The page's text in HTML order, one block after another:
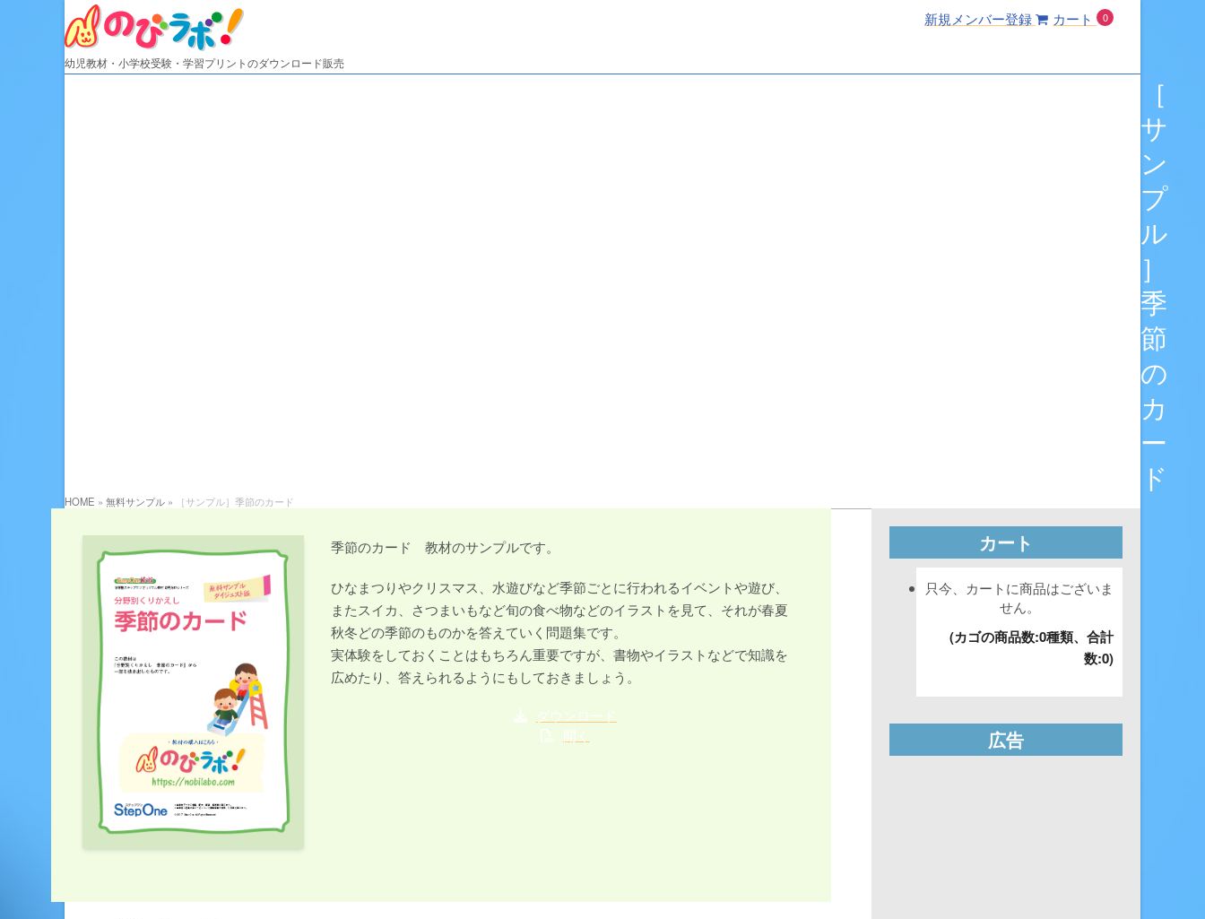
新規メンバー登録 カート 0
幼児教材・小学校受験・学習プリントのダウンロード販売
［
サ
ン
プ
ル
］
季
節
の
カ
ー
ド
HOME » 無料サンプル » ［サンプル］季節のカード
季節のカード 教材のサンプルです。
ひなまつりやクリスマス、水遊びなど季節ごとに行われるイベントや遊び、
またスイカ、さつまいもなど旬の食べ物などのイラストを見て、それが春夏
秋冬どの季節のものかを答えていく問題集です。
実体験をしておくことはもちろん重要ですが、書物やイラストなどで知識を
広めたり、答えられるようにもしておきましょう。
ダウンロード
開く
カート
只今、カートに商品はございま
せん。
(カゴの商品数:0種類、合計
数:0)
広告